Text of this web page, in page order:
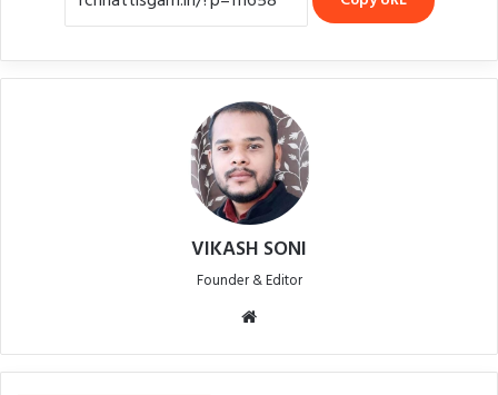
VIKASH SONI
Founder & Editor